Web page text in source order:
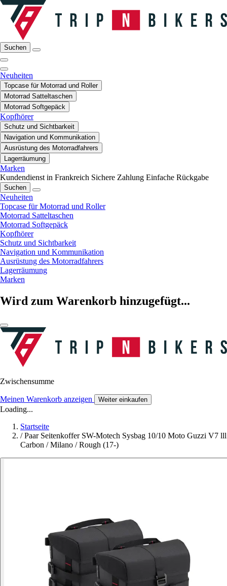
Suchen
Neuheiten
Topcase für Motorrad und Roller
Motorrad Satteltaschen
Motorrad Softgepäck
Kopfhörer
Schutz und Sichtbarkeit
Navigation und Kommunikation
Ausrüstung des Motorradfahrers
Lagerräumung
Marken
Kundendienst in Frankreich Sichere Zahlung Einfache Rückgabe
Suchen
Neuheiten
Topcase für Motorrad und Roller
Motorrad Satteltaschen
Motorrad Softgepäck
Kopfhörer
Schutz und Sichtbarkeit
Navigation und Kommunikation
Ausrüstung des Motorradfahrers
Lagerräumung
Marken
Wird zum Warenkorb hinzugefügt...
Zwischensumme
Meinen Warenkorb anzeigen Weiter einkaufen
Loading...
Startseite
/ Paar Seitenkoffer SW-Motech Sysbag 10/10 Moto Guzzi V7 lll
Carbon / Milano / Rough (17-)